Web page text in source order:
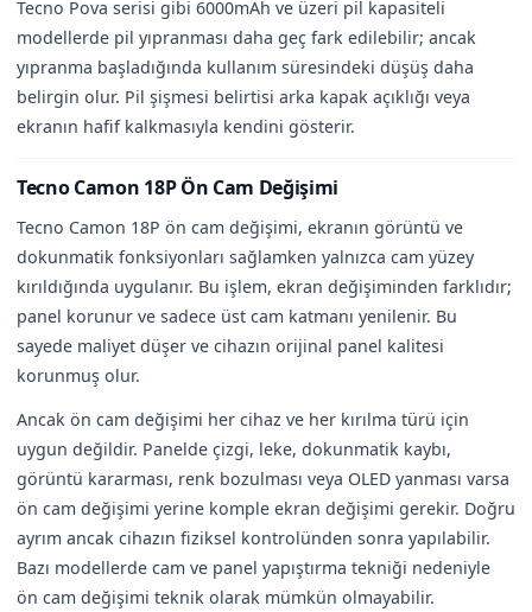
Tecno Pova serisi gibi 6000mAh ve üzeri pil kapasiteli
modellerde pil yıpranması daha geç fark edilebilir; ancak
yıpranma başladığında kullanım süresindeki düşüş daha
belirgin olur. Pil şişmesi belirtisi arka kapak açıklığı veya
ekranın hafif kalkmasıyla kendini gösterir.
Tecno Camon 18P Ön Cam Değişimi
Tecno Camon 18P ön cam değişimi, ekranın görüntü ve
dokunmatik fonksiyonları sağlamken yalnızca cam yüzey
kırıldığında uygulanır. Bu işlem, ekran değişiminden farklıdır;
panel korunur ve sadece üst cam katmanı yenilenir. Bu
sayede maliyet düşer ve cihazın orijinal panel kalitesi
korunmuş olur.
Ancak ön cam değişimi her cihaz ve her kırılma türü için
uygun değildir. Panelde çizgi, leke, dokunmatik kaybı,
görüntü kararması, renk bozulması veya OLED yanması varsa
ön cam değişimi yerine komple ekran değişimi gerekir. Doğru
ayrım ancak cihazın fiziksel kontrolünden sonra yapılabilir.
Bazı modellerde cam ve panel yapıştırma tekniği nedeniyle
ön cam değişimi teknik olarak mümkün olmayabilir.